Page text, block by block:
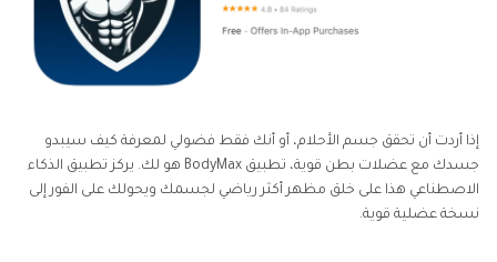
إذا أردت أن تحقق جسم الأحلام، أو أنك فقط فضولي لمعرفة كيف سيبدو
جسدك مع عضلات بطن قوية، تطبيق BodyMax هو لك. يركز تطبيق الذكاء
الاصطناعي هذا على خلق مظهر أكثر رياضي لجسمك ويحولك على الفور إلى
نسخة عضلية قوية.